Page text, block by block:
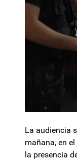
La audiencia
mañana, en
la presencia